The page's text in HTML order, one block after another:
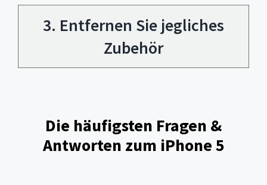
3. Entfernen Sie jegliches
Zubehör
Die häufigsten Fragen &
Antworten zum iPhone 5